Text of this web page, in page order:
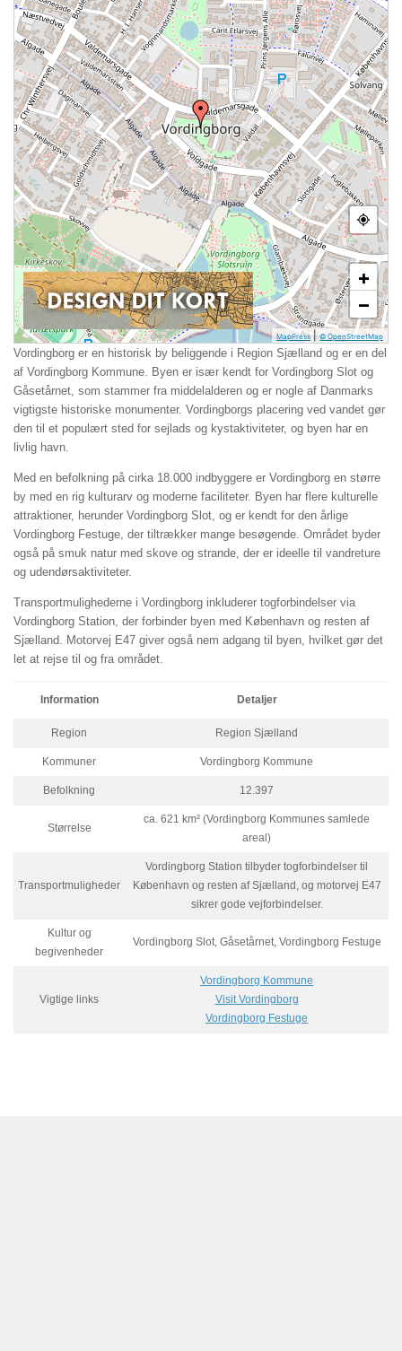
+
−
MapPress|© OpenStreetMap
Vordingborg er en historisk by beliggende i Region Sjælland og er en del
af Vordingborg Kommune. Byen er især kendt for Vordingborg Slot og
Gåsetårnet, som stammer fra middelalderen og er nogle af Danmarks
vigtigste historiske monumenter. Vordingborgs placering ved vandet gør
den til et populært sted for sejlads og kystaktiviteter, og byen har en
livlig havn.
Med en befolkning på cirka 18.000 indbyggere er Vordingborg en større
by med en rig kulturarv og moderne faciliteter. Byen har flere kulturelle
attraktioner, herunder Vordingborg Slot, og er kendt for den årlige
Vordingborg Festuge, der tiltrækker mange besøgende. Området byder
også på smuk natur med skove og strande, der er ideelle til vandreture
og udendørsaktiviteter.
Transportmulighederne i Vordingborg inkluderer togforbindelser via
Vordingborg Station, der forbinder byen med København og resten af
Sjælland. Motorvej E47 giver også nem adgang til byen, hvilket gør det
let at rejse til og fra området.
Information Detaljer
Region Region Sjælland
Kommuner Vordingborg Kommune
Befolkning 12.397
Størrelse
ca. 621 km² (Vordingborg Kommunes samlede
areal)
Transportmuligheder
Vordingborg Station tilbyder togforbindelser til
København og resten af Sjælland, og motorvej E47
sikrer gode vejforbindelser.
Kultur og
begivenheder
Vordingborg Slot, Gåsetårnet, Vordingborg Festuge
Vigtige links
Vordingborg Kommune
Visit Vordingborg
Vordingborg Festuge